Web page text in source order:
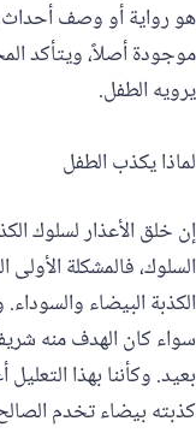
هو رواية أو وصف
موجودة أصلاً، ويتأكد
يرويه الطفل.
لماذا يكذب الطفل
إن خلق الأعذار لسلوك
السلوك، فالمشكلة
الكذبة البيضاء
سواء كان الهدف منه
بعيد. وكأننا بهذا
كذبته بيضاء تخدم